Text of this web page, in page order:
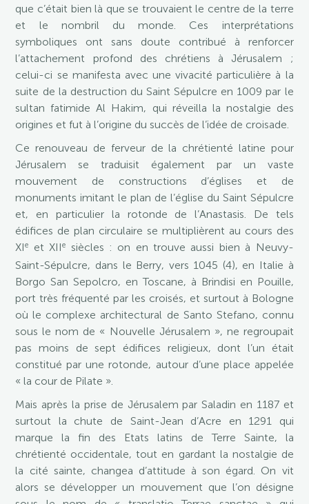
que c’était bien là que se trouvaient le centre de la terre
et le nombril du monde. Ces interprétations
symboliques ont sans doute contribué à renforcer
l’attachement profond des chrétiens à Jérusalem ;
celui-ci se manifesta avec une vivacité particulière à la
suite de la destruction du Saint Sépulcre en 1009 par le
sultan fatimide Al Hakim, qui réveilla la nostalgie des
origines et fut à l’origine du succès de l’idée de croisade.
Ce renouveau de ferveur de la chrétienté latine pour
Jérusalem se traduisit également par un vaste
mouvement de constructions d’églises et de
monuments imitant le plan de l’église du Saint Sépulcre
et, en particulier la rotonde de l’Anastasis. De tels
édifices de plan circulaire se multiplièrent au cours des
XIe et XIIe
siècles : on en trouve aussi bien à Neuvy-
Saint-Sépulcre, dans le Berry, vers 1045 (4), en Italie à
Borgo San Sepolcro, en Toscane, à Brindisi en Pouille,
port très fréquenté par les croisés, et surtout à Bologne
où le complexe architectural de Santo Stefano, connu
sous le nom de « Nouvelle Jérusalem », ne regroupait
pas moins de sept édifices religieux, dont l’un était
constitué par une rotonde, autour d’une place appelée
« la cour de Pilate ».
Mais après la prise de Jérusalem par Saladin en 1187 et
surtout la chute de Saint-Jean d’Acre en 1291 qui
marque la fin des Etats latins de Terre Sainte, la
chrétienté occidentale, tout en gardant la nostalgie de
la cité sainte, changea d’attitude à son égard. On vit
alors se développer un mouvement que l’on désigne